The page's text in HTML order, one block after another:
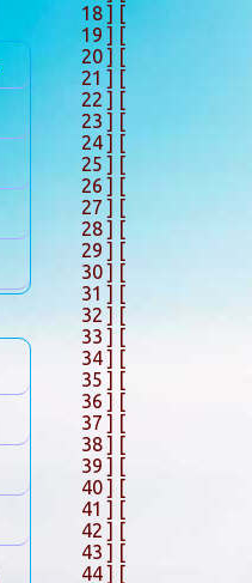
18 ] [
19 ] [
20 ] [
21 ] [
22 ] [
23 ] [
24 ] [
25 ] [
26 ] [
27 ] [
28 ] [
29 ] [
30 ] [
31 ] [
32 ] [
33 ] [
34 ] [
35 ] [
36 ] [
37 ] [
38 ] [
39 ] [
40 ] [
41 ] [
42 ] [
43 ] [
44 ] [